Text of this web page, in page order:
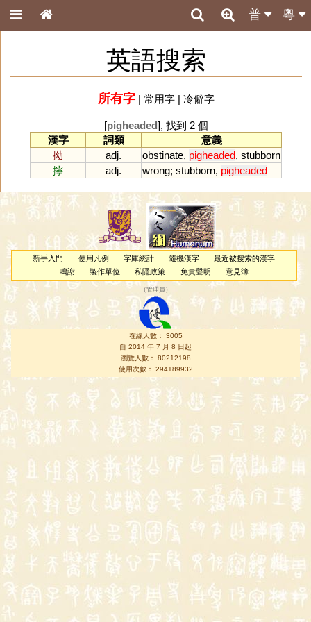
粵
普
英語搜索
所有字| 常用字| 冷僻字
[pigheaded], 找到 2 個
漢字
詞類
意義
拗
adj. obstinate, pigheaded, stubborn
擰
adj. wrong; stubborn, pigheaded
新手入門 使用凡例 字庫統計 隨機漢字
最近被搜索的漢字
鳴謝
製作單位 私隱政策 免責聲明 意見簿
（管理員 ）
在線人數： 3005
自 2014 年 7 月 8 日起
瀏覽人數： 80212198
使用次數： 294189932